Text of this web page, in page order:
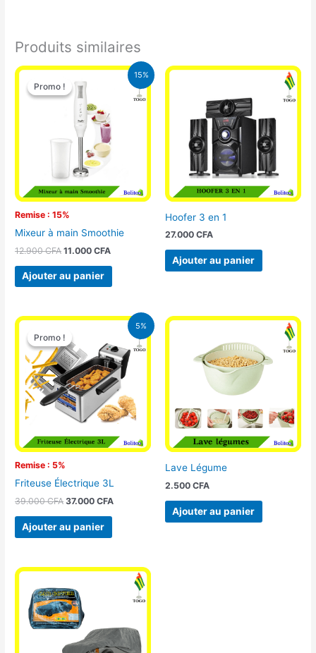
Produits similaires
15%
Promo !
Remise : 15%
Promo !
Mixeur à main Smoothie
12.900CFA
Le
prix
initial
était :
12.900 CFA.
11.000CFA
Le
Ajouter au panier
Hoofer 3 en 1
27.000 CFA
Ajouter au panier
5%
Promo !
Remise : 5%
Promo !
Friteuse Électrique 3L
39.000CFA
Le
initial
était :
39.000 CFA.
37.000CFA
Le
prix
actuel
est :
37.000 CFA.
Ajouter au panier
Lave Légume
2.500 CFA
Ajouter au panier